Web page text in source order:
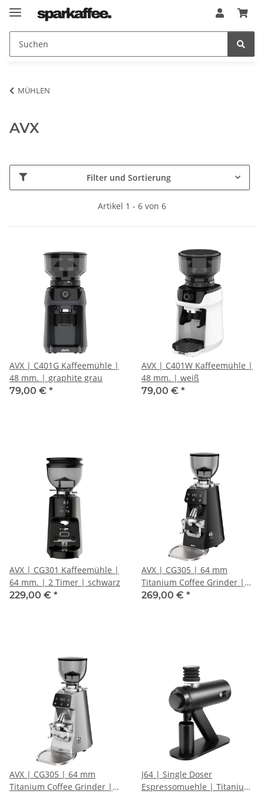
MÜHLEN
AVX
Filter und Sortierung
Artikel 1 - 6 von 6
AVX | C401G Kaffeemühle |
48 mm. | graphite grau
79,00 € *
AVX | C401W Kaffeemühle |
48 mm. | weiß
79,00 € *
AVX | CG301 Kaffeemühle |
64 mm. | 2 Timer | schwarz
229,00 € *
AVX | CG305 | 64 mm
Titanium Coffee Grinder |
schwarz
269,00 € *
AVX | CG305 | 64 mm
Titanium Coffee Grinder |
J64 | Single Doser
Espressomuehle | Titanium